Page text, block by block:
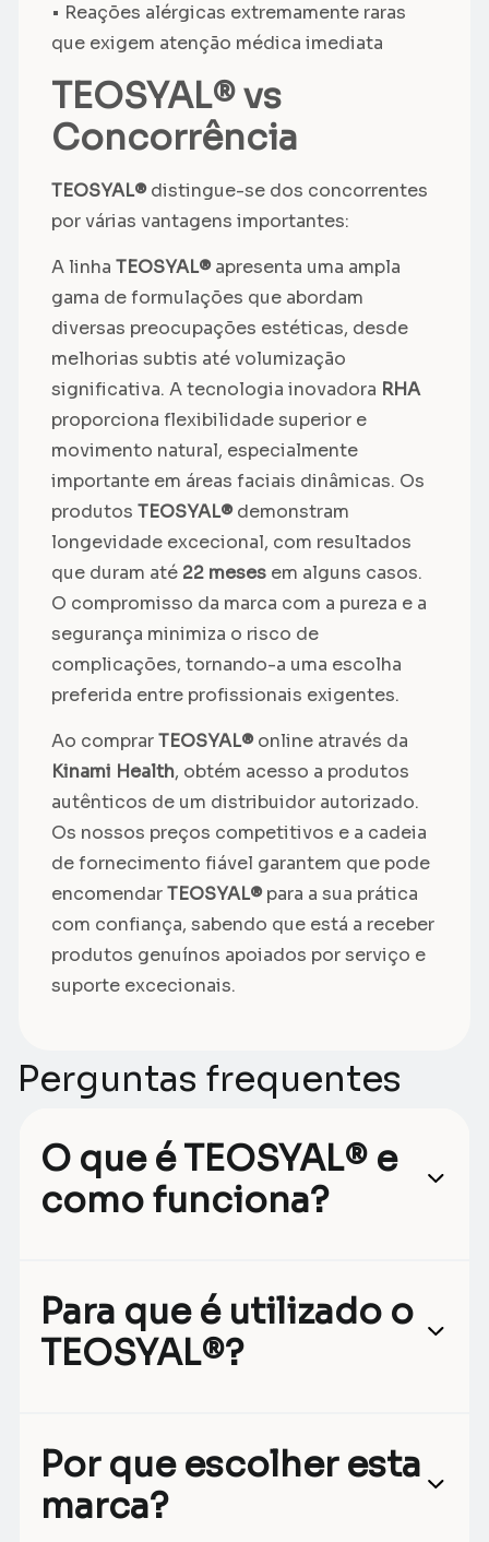
• Reações alérgicas extremamente raras
que exigem atenção médica imediata
TEOSYAL® vs
Concorrência
TEOSYAL®distingue-se dos concorrentes
por várias vantagens importantes:
A linha TEOSYAL®apresenta uma ampla
gama de formulações que abordam
diversas preocupações estéticas, desde
melhorias subtis até volumização
significativa. A tecnologia inovadora RHA
proporciona flexibilidade superior e
movimento natural, especialmente
importante em áreas faciais dinâmicas. Os
produtos TEOSYAL®demonstram
longevidade excecional, com resultados
que duram até 22 meses em alguns casos.
O compromisso da marca com a pureza e a
segurança minimiza o risco de
complicações, tornando-a uma escolha
preferida entre profissionais exigentes.
Ao comprarTEOSYAL®online através da
Kinami Health, obtém acesso a produtos
autênticos de um distribuidor autorizado.
Os nossos preços competitivos e a cadeia
de fornecimento fiável garantem que pode
encomendarTEOSYAL®para a sua prática
com confiança, sabendo que está a receber
produtos genuínos apoiados por serviço e
suporte excecionais.
Perguntas frequentes
O que é TEOSYAL® e
como funciona?
Para que é utilizado o
TEOSYAL®?
Por que escolher esta
marca?